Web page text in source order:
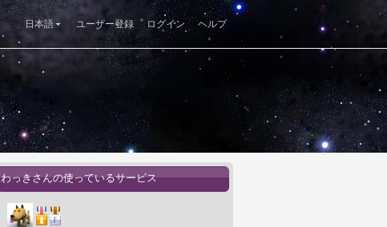
日本語 ユーザー登録 ログイン ヘルプ
わっきさんの使っているサービス